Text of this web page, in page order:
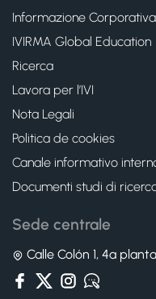
Informazione Corporativa
IVIRMA Global Education
Ricerca
Lavora per l’IVI
Nota Legali
Politica de cookies
Canale informativo
Documenti studi di
Sede centrale
Calle Colón 1, 4ª